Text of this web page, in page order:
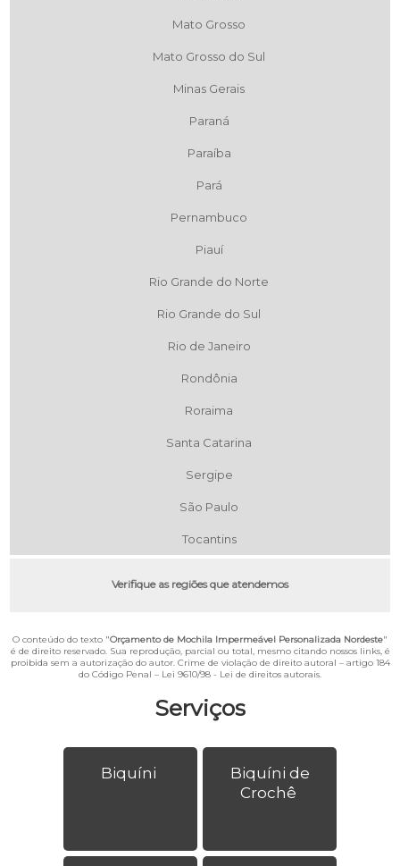
Serviços
Biquíni
Biquíni de
Crochê
Mato Grosso
Mato Grosso do Sul
Minas Gerais
Paraná
Paraíba
Pará
Pernambuco
Piauí
Rio Grande do Norte
Rio Grande do Sul
Rio de Janeiro
Rondônia
Roraima
Santa Catarina
Sergipe
São Paulo
Tocantins
Verifique as regiões que atendemos
O conteúdo do texto "Orçamento de Mochila Impermeável Personalizada Nordeste"
é de direito reservado. Sua reprodução, parcial ou total, mesmo citando nossos links, é
proibida sem a autorização do autor. Crime de violação de direito autoral – artigo 184
do Código Penal – Lei 9610/98 - Lei de direitos autorais.